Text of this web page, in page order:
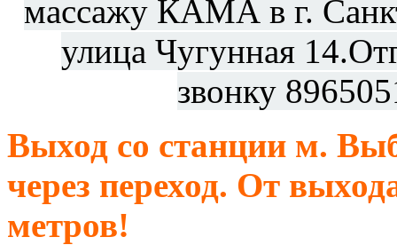
массажу КАМА в г.
улица Чугунная
звонку
Выход со станции м.
через переход. От
метров!